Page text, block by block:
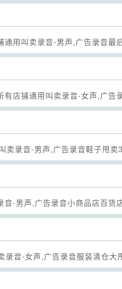
通用叫卖录音-男声,广告录音
有店铺通用叫卖录音-女声,广
卖录音-男声,广告录音鞋子甩
音-男声,广告录音小商品店百货
录音-女声,广告录音服装清仓